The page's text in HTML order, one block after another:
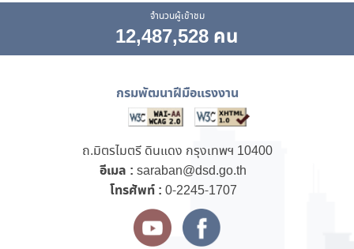
จำนวนผู้เข้าชม
12,487,528 คน
กรมพัฒนาฝีมือแรงงาน
ถ.มิตรไมตรี ดินแดง กรุงเทพฯ 10400
อีเมล : saraban@dsd.go.th
โทรศัพท์ : 0-2245-1707